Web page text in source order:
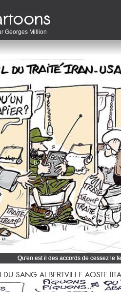
Georges Million
Qu'en est il des accords de cessez le
Cliquez et découvrez tous mes dessins
SANG ALBERTVILLE AOSTE